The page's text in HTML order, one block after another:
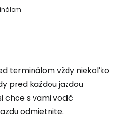
terminálom vždy niekoľko
pred každou jazdou
chce s vami vodič
odmietnite.